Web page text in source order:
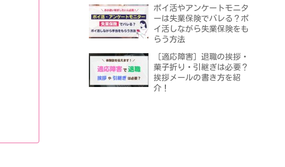
ポイ活やアンケートモニタ
ーは失業保険でバレる？ポ
イ活しながら失業保険をも
らう方法
［適応障害］退職の挨拶・
菓子折り・引継ぎは必要？
挨拶メールの書き方を紹
介！